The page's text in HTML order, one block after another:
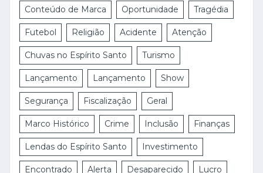
Conteúdo de Marca Oportunidade Tragédia
Futebol Religião Acidente Atenção
Chuvas no Espírito Santo Turismo
Lançamento Lançamento Show
Segurança Fiscalização Geral
Marco Histórico Crime Inclusão Finanças
Lendas do Espírito Santo Investimento
Encontrado Alerta Desaparecido Lucro